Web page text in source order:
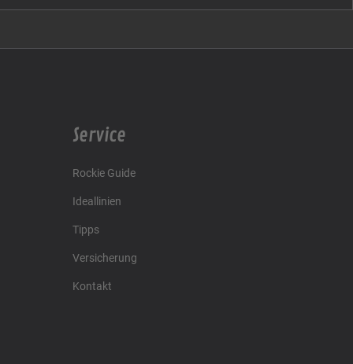
Service
Rockie Guide
Ideallinien
Tipps
Versicherung
Kontakt